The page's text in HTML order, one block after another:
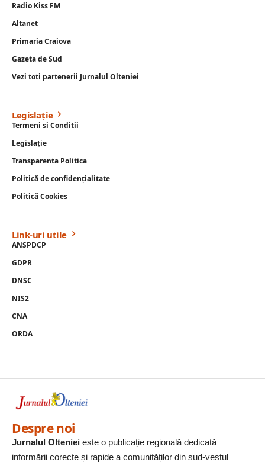
Radio Kiss FM
Altanet
Primaria Craiova
Gazeta de Sud
Vezi toti partenerii Jurnalul Olteniei
Legislație
Termeni si Conditii
Legislație
Transparenta Politica
Politică de confidențialitate
Politică Cookies
Link-uri utile
ANSPDCP
GDPR
DNSC
NIS2
CNA
ORDA
Despre noi
Jurnalul Olteniei este o publicație regională dedicată
informării corecte și rapide a comunităților din sud-vestul